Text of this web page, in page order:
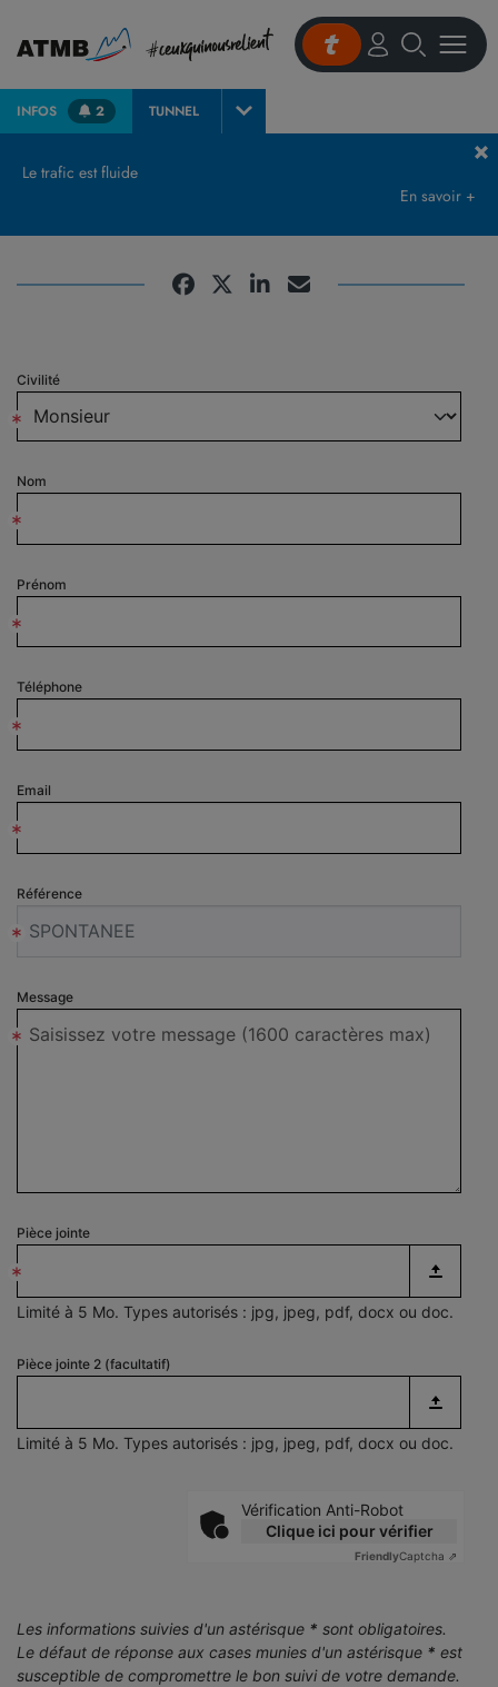
INFOS 2 TUNNEL
Le trafic est fluide
En savoir +
Civilité
*
Nom
*
Prénom
*
Téléphone
*
Email
*
Référence
*
Message
*
Pièce jointe
*
Limité à 5 Mo. Types autorisés : jpg, jpeg, pdf, docx ou doc.
Pièce jointe 2 (facultatif)
Limité à 5 Mo. Types autorisés : jpg, jpeg, pdf, docx ou doc.
Vérification Anti-Robot
Clique ici pour vérifier
FriendlyCaptcha ⇗
Les informations suivies d'un astérisque * sont obligatoires.
Le défaut de réponse aux cases munies d'un astérisque * est
susceptible de compromettre le bon suivi de votre demande.